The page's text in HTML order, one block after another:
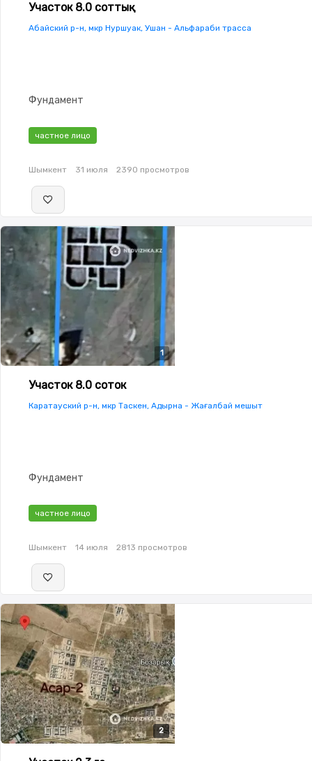
Участок 8.0 соттық
Абайский р-н, мкр Нуршуак, Ушан - Альфараби трасса
Фундамент
частное лицо
Шымкент 31 июля 2390 просмотров
1
Участок 8.0 соток
Каратауский р-н, мкр Таскен, Адырна - Жағалбай мешыт
Фундамент
частное лицо
Шымкент 14 июля 2813 просмотров
2
2